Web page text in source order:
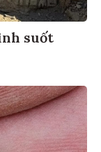
suốt